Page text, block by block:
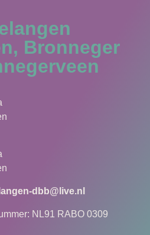
Bronneger
dbb@live.nl
NL91 RABO 0309